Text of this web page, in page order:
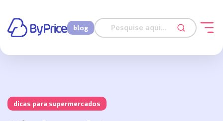
blog
dicas para supermercados